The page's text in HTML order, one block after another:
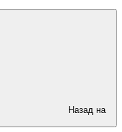
Назад на